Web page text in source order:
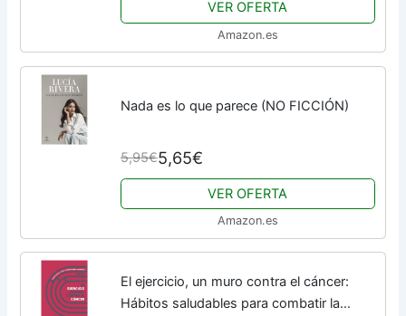
VER OFERTA
Amazon.es
Nada es lo que parece (NO FICCIÓN)
5,95€5,65€
VER OFERTA
Amazon.es
El ejercicio, un muro contra el cáncer:
Hábitos saludables para combatir la